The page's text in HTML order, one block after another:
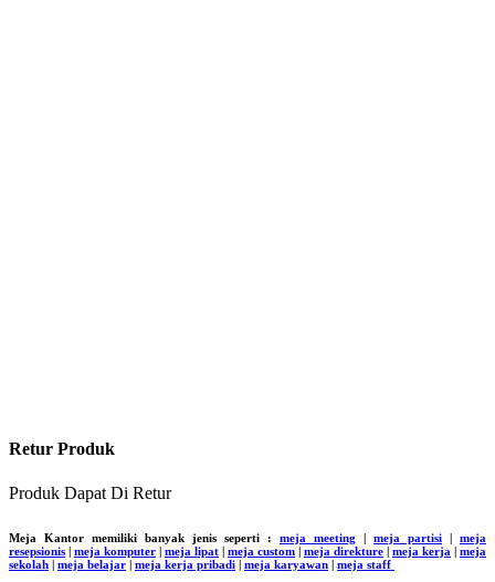
Retur Produk
Produk Dapat Di Retur
Meja Kantor memiliki banyak jenis seperti : meja meeting | meja partisi | meja
resepsionis | meja komputer | meja lipat | meja custom | meja direkture | meja kerja | meja
sekolah | meja belajar | meja kerja pribadi | meja karyawan | meja staff